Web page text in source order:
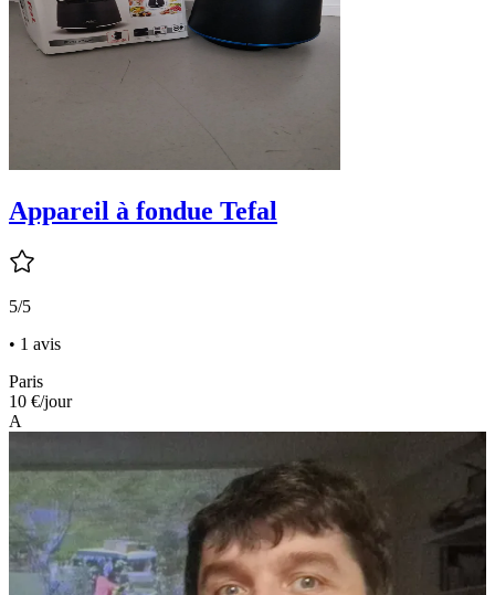
Appareil à fondue Tefal
5/5
• 1 avis
Paris
10 €/jour
A